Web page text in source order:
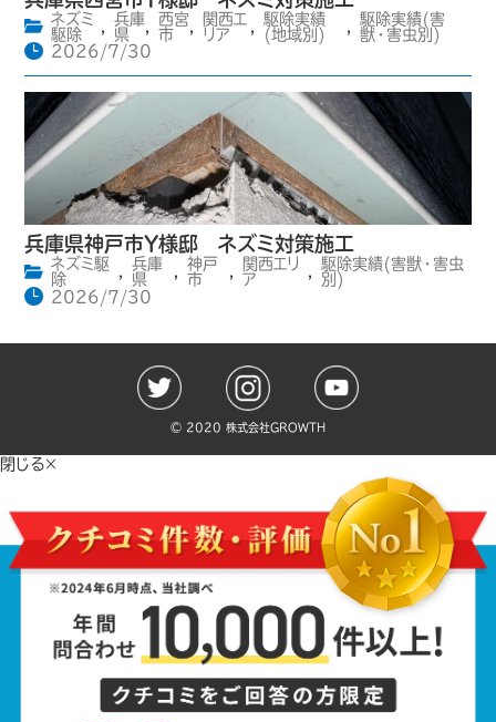
ネズミ
駆除
兵庫
県
,
西宮
市
関西エ
リア
駆除実績
(地域別)
駆除実績(害
獣・害虫別)
2026/7/30
兵庫県神戸市Y様邸 ネズミ対策施工
ネズミ駆
除
,
兵庫
県
,
神戸
市
,
関西エリ
ア
,
駆除実績(害獣・害虫
別)
2026/7/30
©️ 2020 株式会社GROWTH
閉じる×